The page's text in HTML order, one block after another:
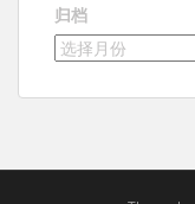
归档